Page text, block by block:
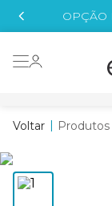
OPÇÃO
Produtos
tinta